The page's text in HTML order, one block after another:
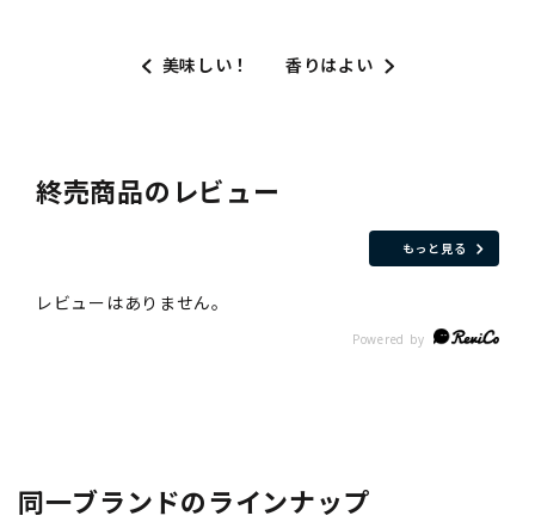
美味しい！ 香りはよい
終売商品のレビュー
もっと見る
同一ブランドのラインナップ